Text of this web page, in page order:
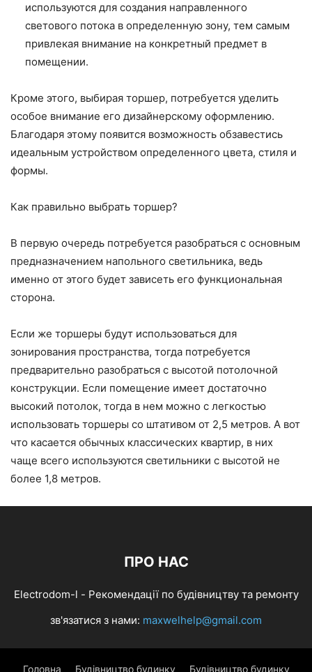
используются для создания направленного
светового потока в определенную зону, тем самым
привлекая внимание на конкретный предмет в
помещении.
Кроме этого, выбирая торшер, потребуется уделить
особое внимание его дизайнерскому оформлению.
Благодаря этому появится возможность обзавестись
идеальным устройством определенного цвета, стиля и
формы.
Как правильно выбрать торшер?
В первую очередь потребуется разобраться с основным
предназначением напольного светильника, ведь
именно от этого будет зависеть его функциональная
сторона.
Если же торшеры будут использоваться для
зонирования пространства, тогда потребуется
предварительно разобраться с высотой потолочной
конструкции. Если помещение имеет достаточно
высокий потолок, тогда в нем можно с легкостью
использовать торшеры со штативом от 2,5 метров. А вот
что касается обычных классических квартир, в них
чаще всего используются светильники с высотой не
более 1,8 метров.
ПРО НАС
Electrodom-l - Рекомендації по будівництву та ремонту
зв'язатися з нами: maxwelhelp@gmail.com
Головна Будівництво будинку Будівництво будинку